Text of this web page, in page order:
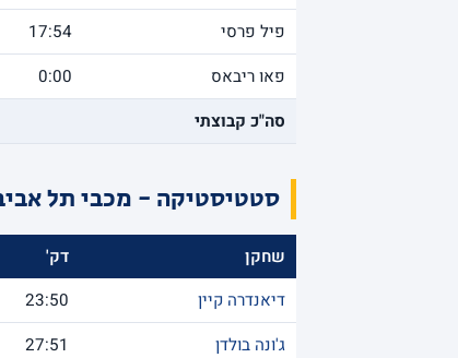
פיל פרסי
17:54
פאו ריבאס
0:00
סה"כ קבוצתי
סטטיסטיקה - מכבי תל
שחקן דק'
דיאנדרה קיין
23:50
ג'ונה בולדן
27:51